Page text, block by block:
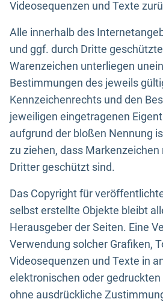
Videosequenzen und Texte
Alle innerhalb des
und ggf. durch Dritte
Warenzeichen unterliegen
Bestimmungen des jeweils
Kennzeichenrechts und den
jeweiligen eingetragenen
aufgrund der bloßen Nennung
zu ziehen, dass Markenzeichen
Dritter geschützt sind.
Das Copyright für
selbst erstellte Objekte bleibt
Herausgeber der Seiten. Eine
Verwendung solcher Grafiken,
Videosequenzen und Texte in
elektronischen oder
ohne ausdrückliche